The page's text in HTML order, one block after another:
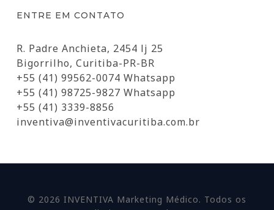
ENTRE EM CONTATO
R. Padre Anchieta, 2454 lj 25
Bigorrilho, Curitiba-PR-BR
+55 (41) 99562-0074 Whatsapp
+55 (41) 98725-9827 Whatsapp
+55 (41) 3339-8856
inventiva@inventivacuritiba.com.br
© 2026 INVENTIVA Marketing Médico. Todos os